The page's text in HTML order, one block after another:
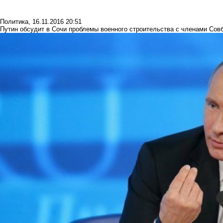
Политика, 16.11.2016 20:51
Путин обсудит в Сочи проблемы военного строительства с членами